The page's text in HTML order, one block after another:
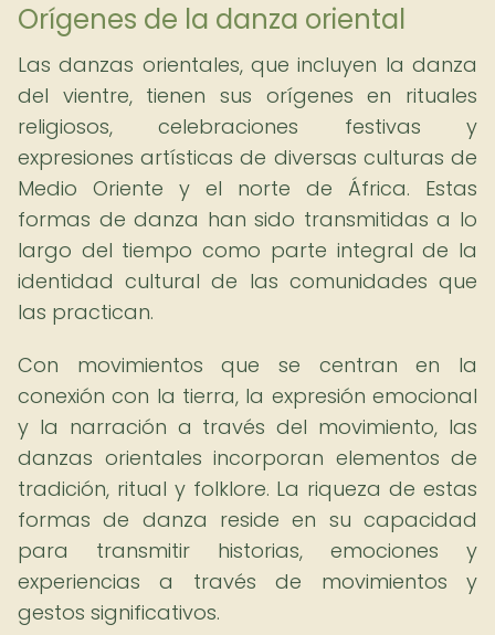
Orígenes de la danza oriental
Las danzas orientales, que incluyen la danza
del vientre, tienen sus orígenes en rituales
religiosos, celebraciones festivas y
expresiones artísticas de diversas culturas de
Medio Oriente y el norte de África. Estas
formas de danza han sido transmitidas a lo
largo del tiempo como parte integral de la
identidad cultural de las comunidades que
las practican.
Con movimientos que se centran en la
conexión con la tierra, la expresión emocional
y la narración a través del movimiento, las
danzas orientales incorporan elementos de
tradición, ritual y folklore. La riqueza de estas
formas de danza reside en su capacidad
para transmitir historias, emociones y
experiencias a través de movimientos y
gestos significativos.